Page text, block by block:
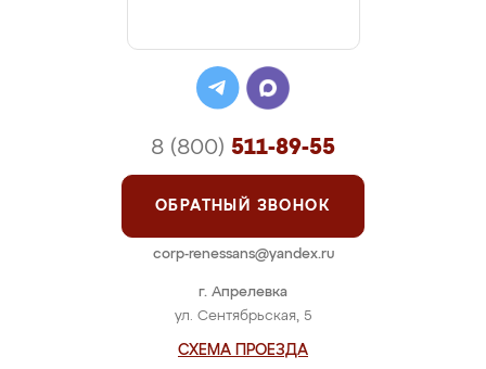
г. Апрелевка
ул. Сентябрьская, 5
СХЕМА ПРОЕЗДА
8 (800) 511-89-55
ОБРАТНЫЙ ЗВОНОК
corp-renessans@yandex.ru